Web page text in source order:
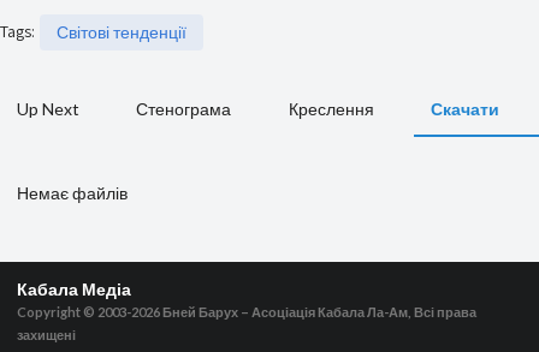
Tags: Світові тенденції
Up Next Стенограма Креслення Скачати
Немає файлів
Кабала Медіа
Copyright © 2003-2026 Бней Барух – Асоціація Кабала Ла-Ам, Всі права
захищені